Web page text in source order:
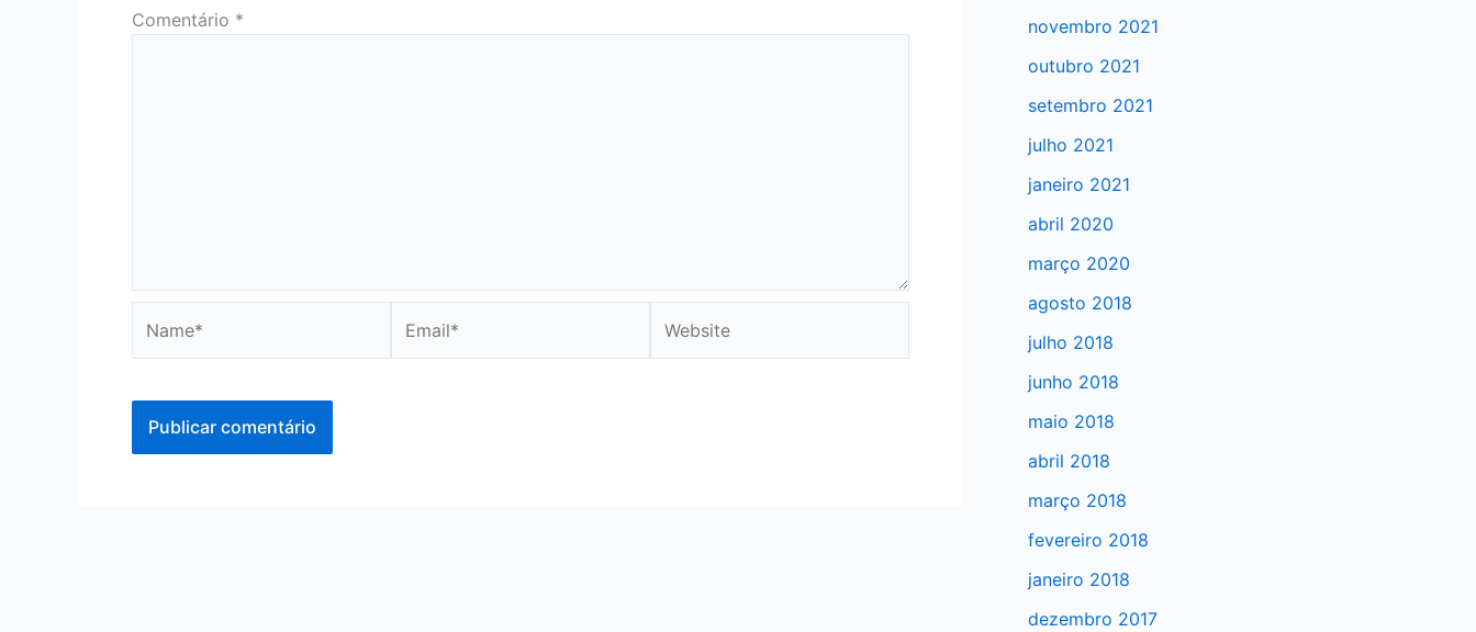
Comentário *
:novembro 2021
outubro 2021
setembro 2021
julho 2021
janeiro 2021
abril 2020
março 2020
agosto 2018
julho 2018
junho 2018
maio 2018
abril 2018
março 2018
fevereiro 2018
janeiro 2018
dezembro 2017